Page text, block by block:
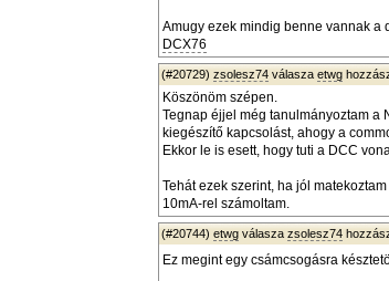
Amugy ezek mindig benne vannak a
DCX76
(#20729) zsolesz74 válasza etwg
Köszönöm szépen.
Tegnap éjjel még tanulmányoztam a
kiegészítő kapcsolást, ahogy a
Ekkor le is esett, hogy tuti a DCC
Tehát ezek szerint, ha jól
10mA-rel számoltam.
(#20744) etwg válasza zsolesz74
Ez megint egy csámcsogásra